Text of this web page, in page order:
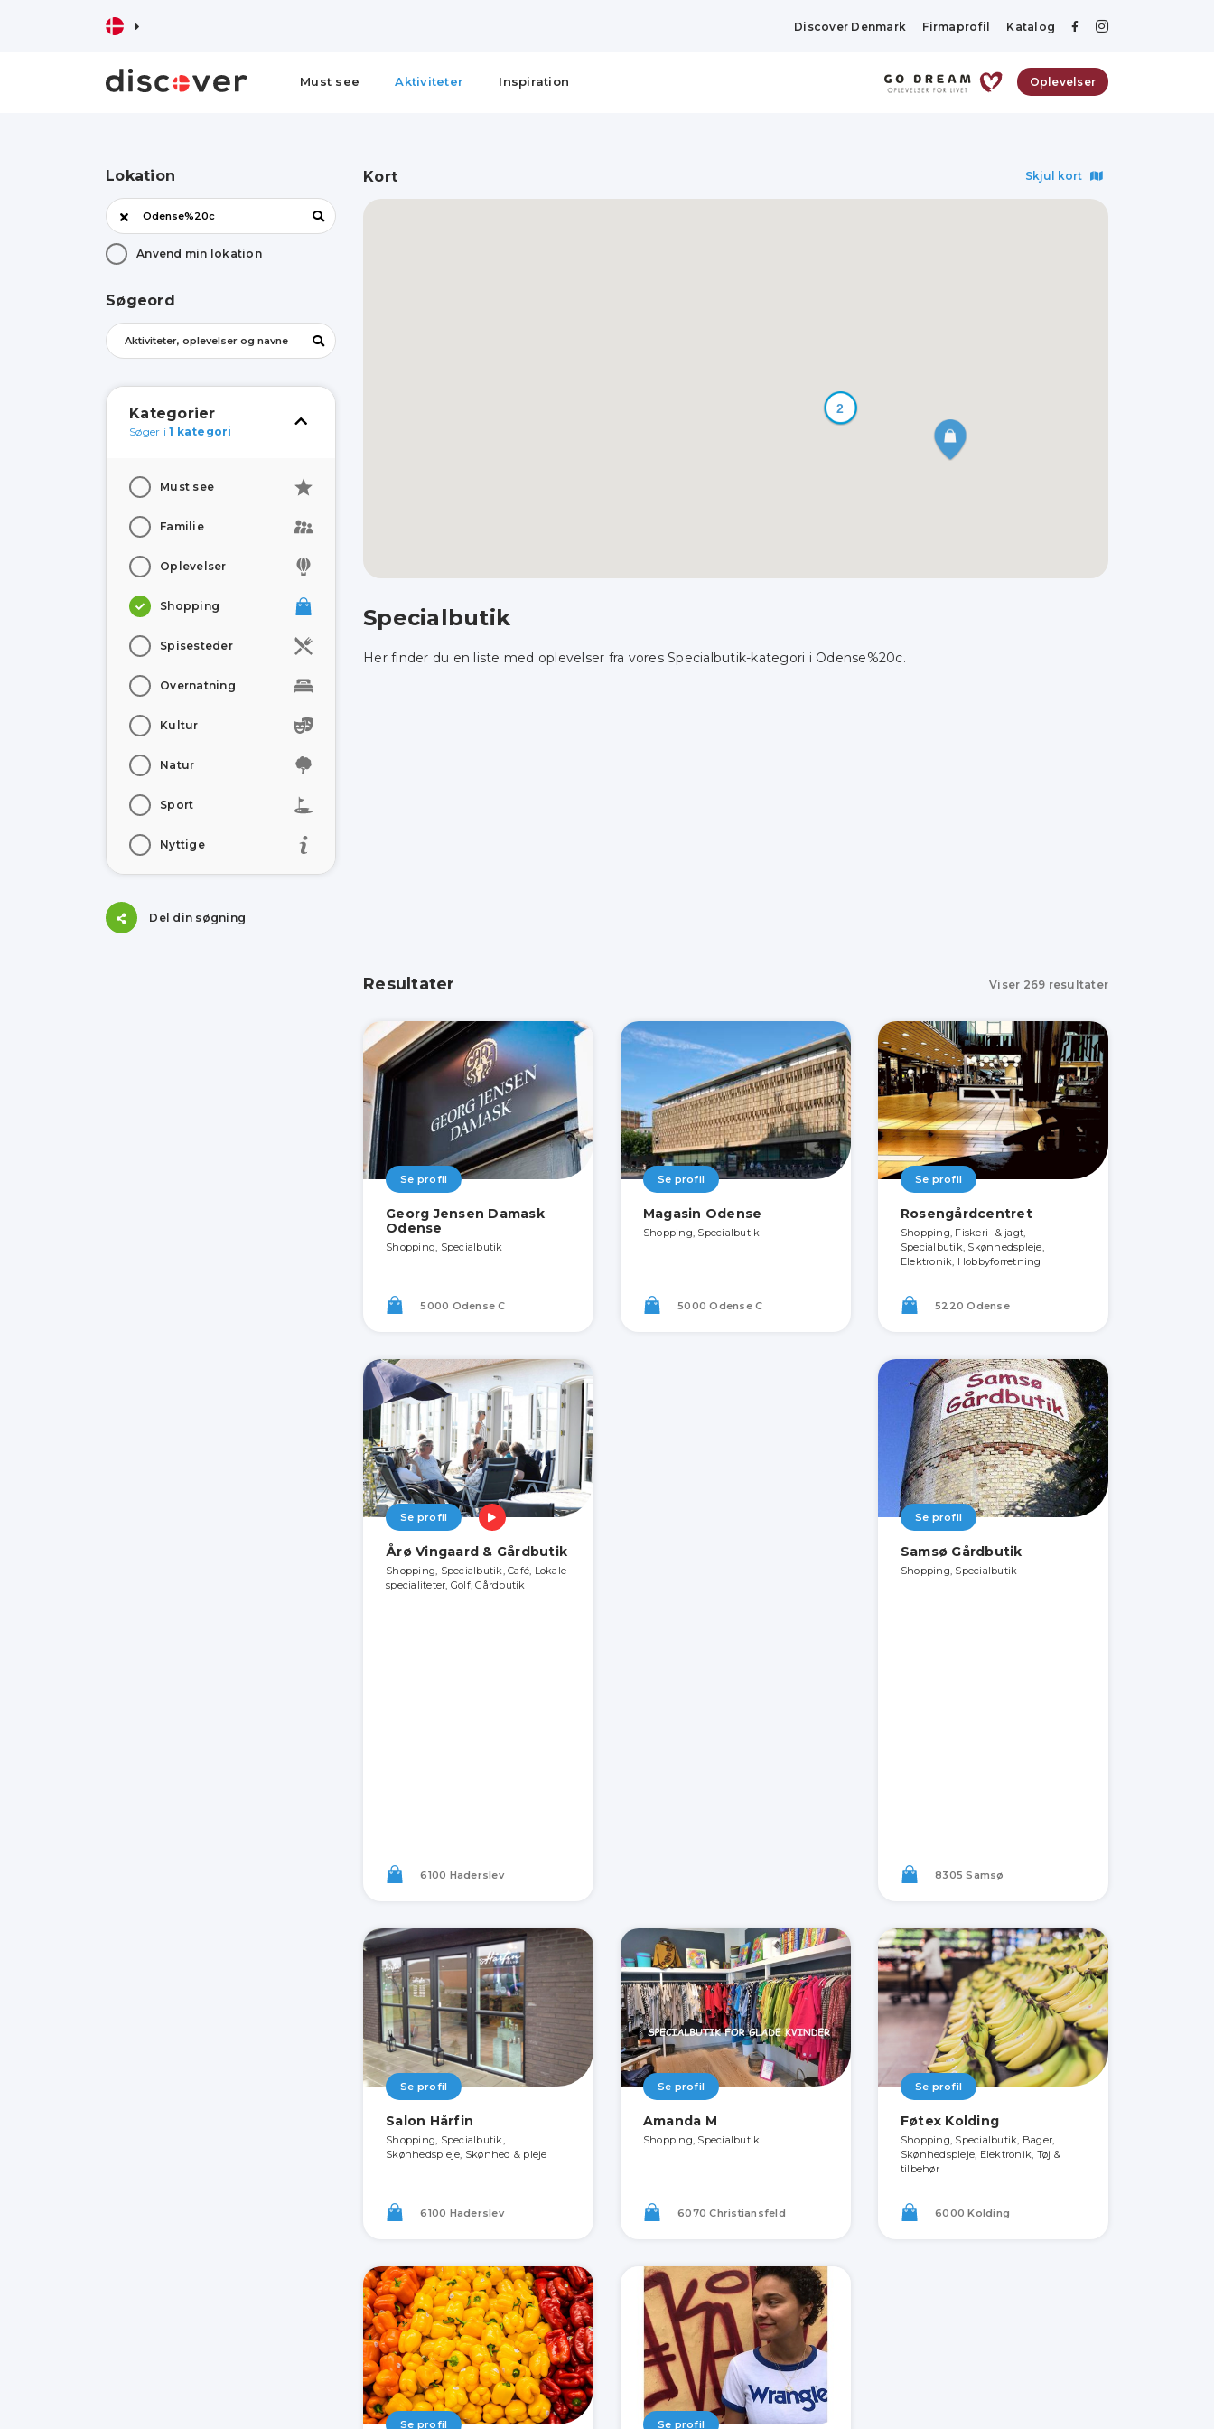
Discover Denmark Firmaprofil Katalog
Must see Aktiviteter Inspiration Oplevelser
Lokation
Anvend min lokation
Søgeord
Kategorier
Søger i 1 kategori
Must see
Familie
Oplevelser
Shopping
Spisesteder
Overnatning
Kultur
Natur
Sport
Nyttige
Del din søgning
Kort Skjul kort
2
Specialbutik
Her finder du en liste med oplevelser fra vores Specialbutik-kategori i Odense%20c.
Resultater Viser 269 resultater
Se profil
Georg Jensen Damask
Odense
Shopping, Specialbutik
5000 Odense C
Se profil
Magasin Odense
Shopping, Specialbutik
5000 Odense C
Se profil
Rosengårdcentret
Shopping, Fiskeri- & jagt,
Specialbutik, Skønhedspleje,
Elektronik, Hobbyforretning
5220 Odense
Se profil
Årø Vingaard & Gårdbutik
Shopping, Specialbutik, Café, Lokale
specialiteter, Golf, Gårdbutik
6100 Haderslev
Se profil
Samsø Gårdbutik
Shopping, Specialbutik
8305 Samsø
Se profil
Salon Hårfin
Shopping, Specialbutik,
Skønhedspleje, Skønhed & pleje
6100 Haderslev
Se profil
Amanda M
Shopping, Specialbutik
6070 Christiansfeld
Se profil
Føtex Kolding
Shopping, Specialbutik, Bager,
Skønhedspleje, Elektronik, Tøj &
tilbehør
6000 Kolding
Se profil Se profil